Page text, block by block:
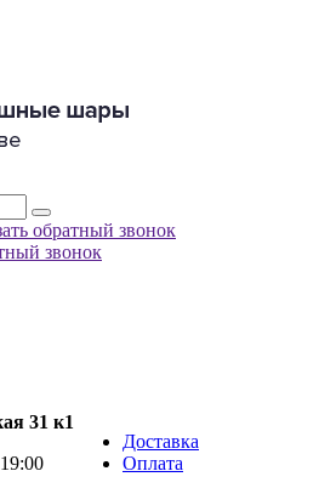
обратный звонок
звонок
31 к1
Доставка
Оплата